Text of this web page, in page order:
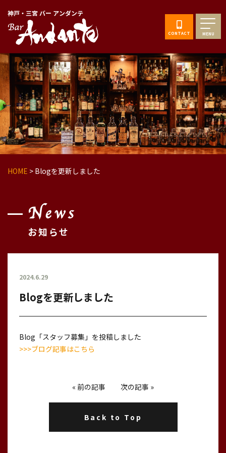
神戸・三宮 バー アンダンテ
CONTACT MENU
HOME > Blogを更新しました
News
お知らせ
2024.6.29
Blogを更新しました
Blog「スタッフ募集」を投稿しました
>>>ブログ記事はこちら
« 前の記事 次の記事 »
Back to Top